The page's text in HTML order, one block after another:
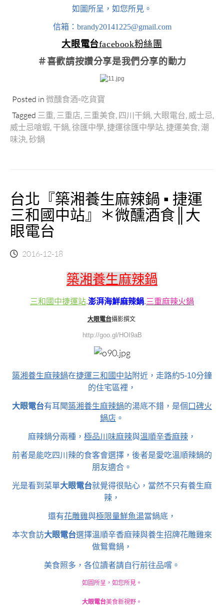
如圖所呈，如您所見。
信箱：brandy20141225@gmail.com
大眼電台facebook粉絲團
＃喜歡請按讚分享是我們分享的動力
Posted in 微醺食酒▫吃貨寶
Tagged 三重 三重店 三重美食 四川干鍋 大眼電台 威士忌
威士忌嗆蝦 干鍋 徐匯中學 捷運徐匯中學站 捷運美食 潮
味決 砂鍋
台北『築湘養生麻辣鍋 ▪ 捷運
三和國中站』＊微醺酒食║大
眼電台
2016-12-18
築湘養生麻辣鍋
三和國中捷運站.澎湃海鮮麻辣鍋.三重麻辣火鍋
大眼電台攝影撰文
http://goo.gl/HOI9aB
築湘養生麻辣鍋在捷運三和國中站附近，走路約5-10分鐘
的住宅區裡，
大眼電台有耳聞築湘養生麻辣鍋的湯底不錯，是個 口碑火
鍋店 。
麻辣鍋分兩種， 極品川味麻辣與溫順辛香麻辣 ，
前者是能吃四川辣的食客會選擇，後者是愛吃溫順辣鍋的
朋友適合。
光是看到菜單大眼電台就覺得很貼心，當然不只有養生麻
辣，
還有花雕雞與極限量鮮魚湯當鍋底，
本次食訪大眼電台選擇溫順辛香麻辣與養生招牌花雕雞來
做鴛鴦鍋，
美食照多，各位讀者請自行前往品嚐。
如圖所呈，如您所見。
大眼電台美食新視野。